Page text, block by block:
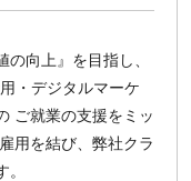
向上』を目指し、
・デジタルマーケ
ご就業の支援をミッ
用を結び、弊社クラ